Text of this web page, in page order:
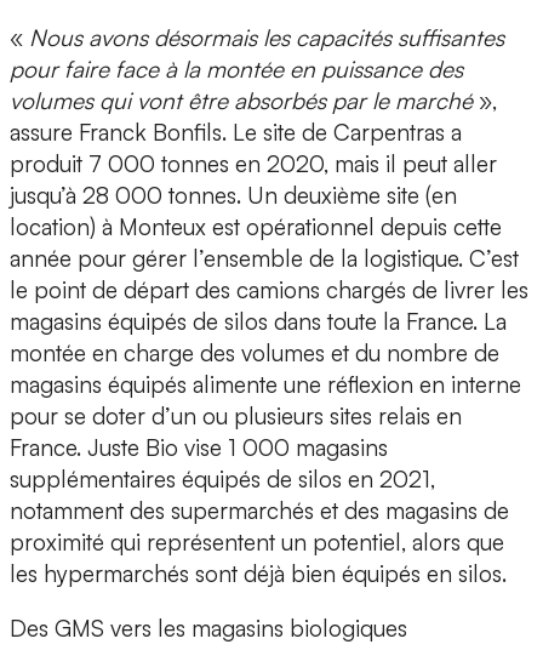
« Nous avons désormais les capacités suffisantes
pour faire face à la montée en puissance des
volumes qui vont être absorbés par le marché »,
assure Franck Bonfils. Le site de Carpentras a
produit 7 000 tonnes en 2020, mais il peut aller
jusqu’à 28 000 tonnes. Un deuxième site (en
location) à Monteux est opérationnel depuis cette
année pour gérer l’ensemble de la logistique. C’est
le point de départ des camions chargés de livrer les
magasins équipés de silos dans toute la France. La
montée en charge des volumes et du nombre de
magasins équipés alimente une réflexion en interne
pour se doter d’un ou plusieurs sites relais en
France. Juste Bio vise 1 000 magasins
supplémentaires équipés de silos en 2021,
notamment des supermarchés et des magasins de
proximité qui représentent un potentiel, alors que
les hypermarchés sont déjà bien équipés en silos.
Des GMS vers les magasins biologiques